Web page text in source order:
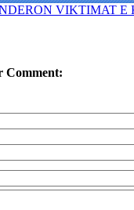
VIKTIMAT E
Comment: